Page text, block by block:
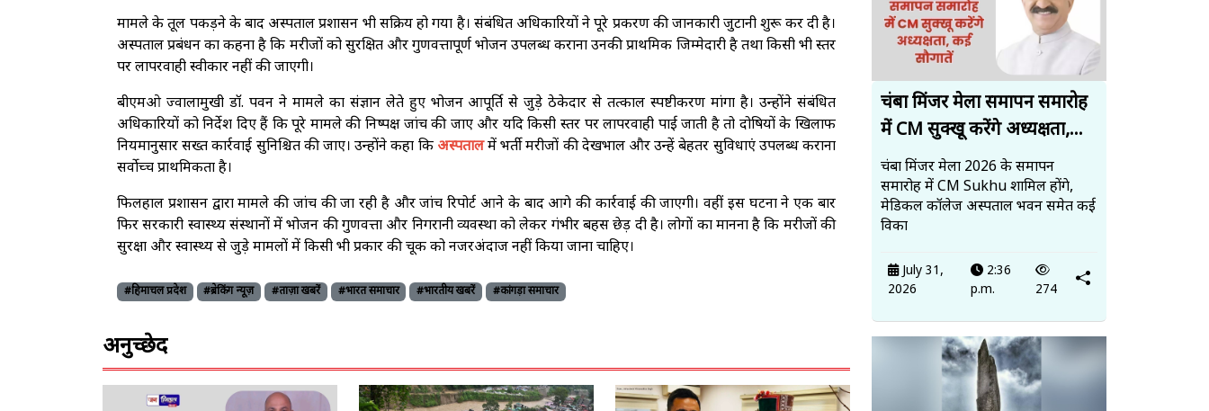
मामले के तूल पकड़ने के बाद अस्पताल प्रशासन भी सक्रिय हो गया है। संबंधित अधिकारियों ने पूरे प्रकरण की जानकारी जुटानी शुरू कर दी है।
अस्पताल प्रबंधन का कहना है कि मरीजों को सुरक्षित और गुणवत्तापूर्ण भोजन उपलब्ध कराना उनकी प्राथमिक जिम्मेदारी है तथा किसी भी स्तर
पर लापरवाही स्वीकार नहीं की जाएगी।
बीएमओ ज्वालामुखी डॉ. पवन ने मामले का संज्ञान लेते हुए भोजन आपूर्ति से जुड़े ठेकेदार से तत्काल स्पष्टीकरण मांगा है। उन्होंने संबंधित
अधिकारियों को निर्देश दिए हैं कि पूरे मामले की निष्पक्ष जांच की जाए और यदि किसी स्तर पर लापरवाही पाई जाती है तो दोषियों के खिलाफ
नियमानुसार सख्त कार्रवाई सुनिश्चित की जाए। उन्होंने कहा कि अस्पतालमें भर्ती मरीजों की देखभाल और उन्हें बेहतर सुविधाएं उपलब्ध कराना
सर्वोच्च प्राथमिकता है।
फिलहाल प्रशासन द्वारा मामले की जांच की जा रही है और जांच रिपोर्ट आने के बाद आगे की कार्रवाई की जाएगी। वहीं इस घटना ने एक बार
फिर सरकारी स्वास्थ्य संस्थानों में भोजन की गुणवत्ता और निगरानी व्यवस्था को लेकर गंभीर बहस छेड़ दी है। लोगों का मानना है कि मरीजों की
सुरक्षा और स्वास्थ्य से जुड़े मामलों में किसी भी प्रकार की चूक को नजरअंदाज नहीं किया जाना चाहिए।
#हिमाचल प्रदेश #ब्रेकिंग न्यूज़ #ताज़ा खबरें #भारत समाचार #भारतीय खबरें #कांगड़ा समाचार
अनुच्छेद
चंबा मिंजर मेला समापन समारोह
में CM सुक्खू करेंगे अध्यक्षता,...
चंबा मिंजर मेला 2026 के समापन
समारोह में CM Sukhu शामिल होंगे,
मेडिकल कॉलेज अस्पताल भवन समेत कई
विका
July 31,
2026
2:36
p.m.
274